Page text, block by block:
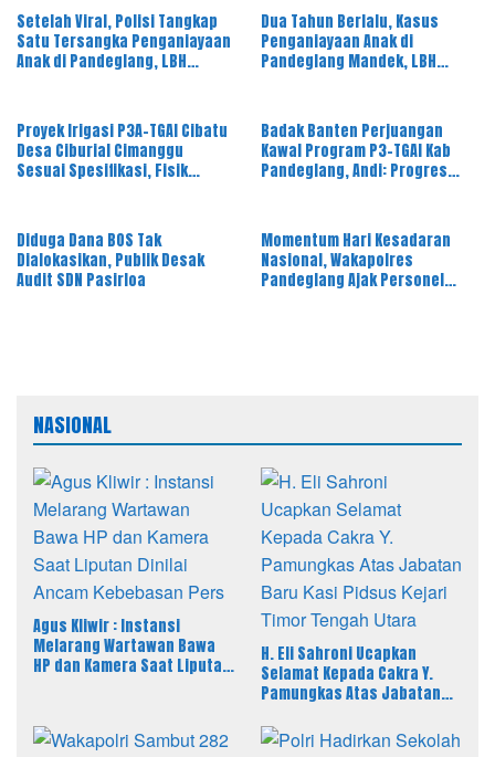
Setelah Viral, Polisi Tangkap
Satu Tersangka Penganiayaan
Anak di Pandeglang, LBH
Diproses
Dua Tahun Berlalu, Kasus
Penganiayaan Anak di
Pandeglang Mandek, LBH
Proyek Irigasi P3A-TGAI Cibatu
Desa Ciburial Cimanggu
Sesuai Spesifikasi, Fisik
Badak Banten Perjuangan
Kawal Program P3-TGAI Kab
Pandeglang, Andi: Progres
Diduga Dana BOS Tak
Dialokasikan, Publik Desak
Audit SDN Pasirloa
Momentum Hari Kesadaran
Nasional, Wakapolres
Pandeglang Ajak Personel
NASIONAL
Agus Kliwir : Instansi
Melarang Wartawan Bawa
HP dan Kamera Saat Liputan
H. Eli Sahroni Ucapkan
Selamat Kepada Cakra Y.
Pamungkas Atas Jabatan
Timor Tengah Utara